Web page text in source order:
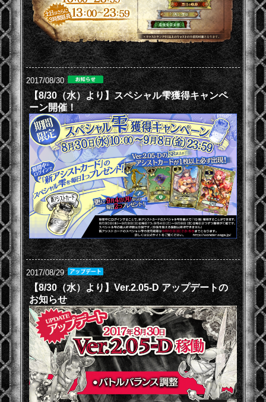
2017/08/30
【8/30（水）より】スペシャル雫獲得キャンペ
ーン開催！
2017/08/29
【8/30（水）より】Ver.2.05-D アップデートの
お知らせ